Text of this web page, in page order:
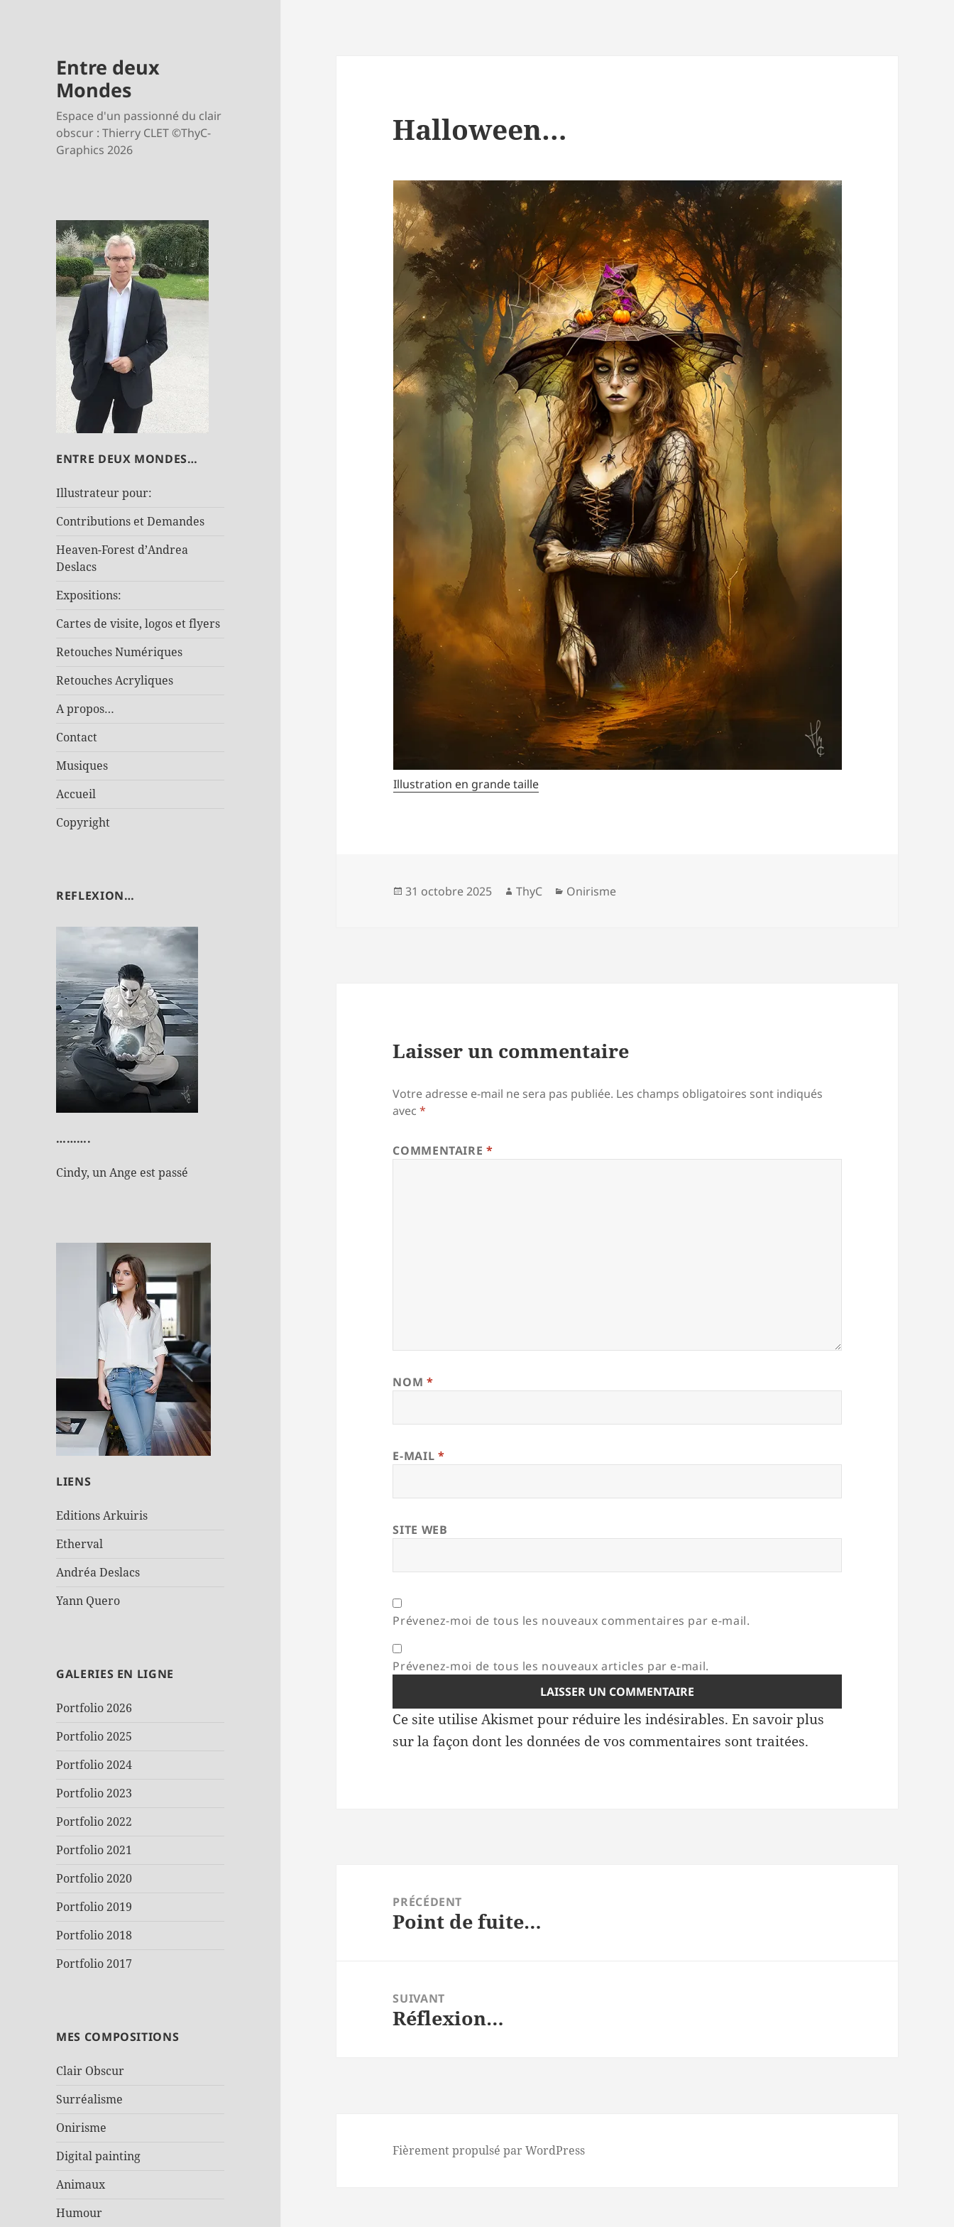
Entre deux
Mondes
Espace d'un passionné du clair
obscur : Thierry CLET ©ThyC-
Graphics 2026
ENTRE DEUX MONDES…
Illustrateur pour:
Contributions et Demandes
Heaven-Forest d’Andrea
Deslacs
Expositions:
Cartes de visite, logos et flyers
Retouches Numériques
Retouches Acryliques
A propos…
Contact
Musiques
Accueil
Copyright
REFLEXION…
……….
Cindy, un Ange est passé
LIENS
Editions Arkuiris
Etherval
Andréa Deslacs
Yann Quero
GALERIES EN LIGNE
Portfolio 2026
Portfolio 2025
Portfolio 2024
Portfolio 2023
Portfolio 2022
Portfolio 2021
Portfolio 2020
Portfolio 2019
Portfolio 2018
Portfolio 2017
MES COMPOSITIONS
Clair Obscur
Surréalisme
Onirisme
Digital painting
Animaux
Humour
Halloween…
Illustration en grande taille
Publié
31 octobre 2025 Auteur
ThyC Catégories
Onirisme
Laisser un commentaire
Votre adresse e-mail ne sera pas publiée. Les champs obligatoires sont indiqués
avec*
COMMENTAIRE*
NOM *
E-MAIL *
SITE WEB
Prévenez-moi de tous les nouveaux commentaires par e-mail.
Prévenez-moi de tous les nouveaux articles par e-mail.
Ce site utilise Akismet pour réduire les indésirables.En savoir plus
sur la façon dont les données de vos commentaires sont traitées.
PRÉCÉDENT
Article
Point de fuite…
SUIVANT
Article
Réflexion…
Fièrement propulsé par WordPress